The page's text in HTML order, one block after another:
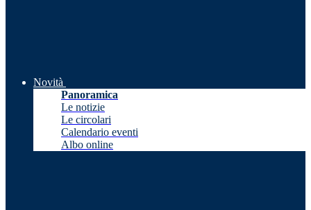
Novità
Panoramica
Le notizie
Le circolari
Calendario eventi
Albo online